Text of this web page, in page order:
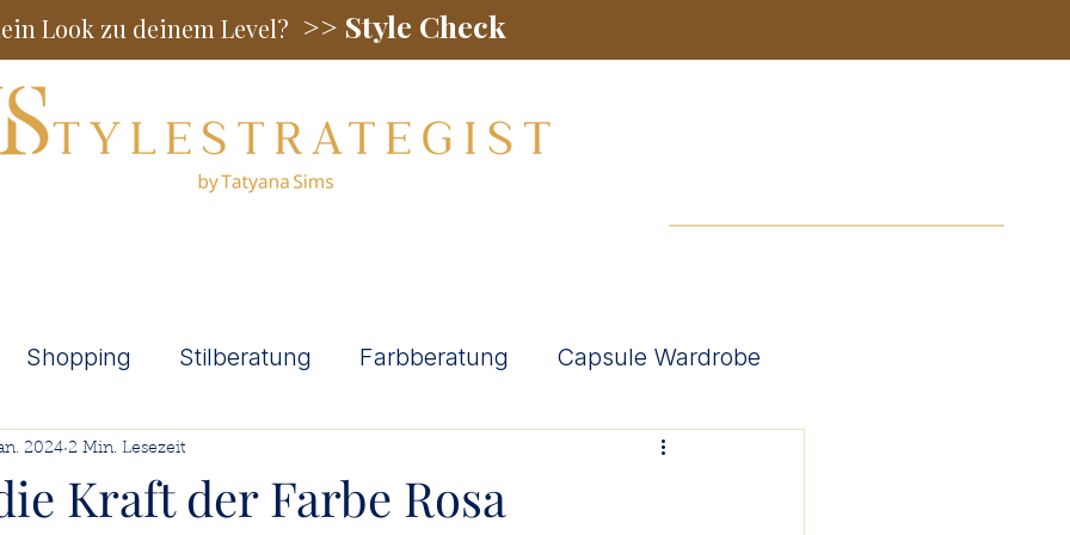
Look zu deinem Level? >> Style Check
Shopping Stilberatung Farbberatung Capsule Wardrobe
Männer Stilberatung ab 40
Kraft der Farbe Rosa
2024 2 Min. Lesezeit